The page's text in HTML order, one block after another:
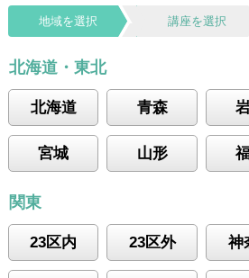
地域を選択 講座を選択
北海道・東北
北海道 青森
宮城 山形
関東
23区内 23区外 神